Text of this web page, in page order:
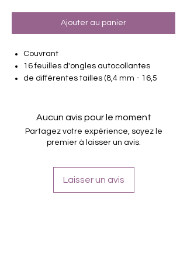
Ajouter au panier
Couvrant
16 feuilles d'ongles autocollantes
de différentes tailles (8,4 mm - 16,5
Tenir jusqu'à 14 jours
Aucun avis pour le moment
Partagez votre expérience, soyez le
premier à laisser un avis.
Laisser un avis